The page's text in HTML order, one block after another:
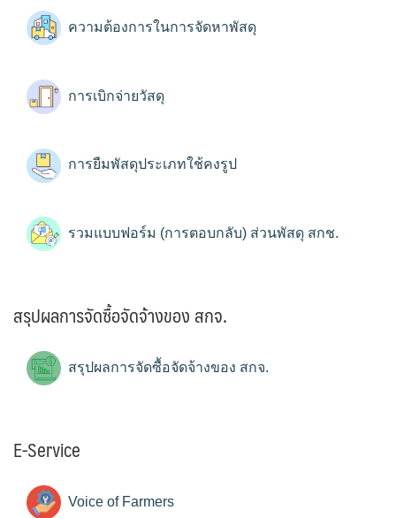
ความต้องการในการจัดหาพัสดุ
การเบิกจ่ายวัสดุ
การยืมพัสดุประเภทใช้คงรูป
รวมแบบฟอร์ม (การตอบกลับ) ส่วนพัสดุ สกช.
สรุปผลการจัดซื้อจัดจ้างของ สกจ.
สรุปผลการจัดซื้อจัดจ้างของ สกจ.
E-Service
Voice of Farmers